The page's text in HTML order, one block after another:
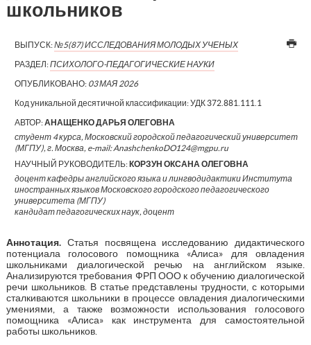
школьников
ВЫПУСК:№5(87) ИССЛЕДОВАНИЯ МОЛОДЫХ УЧЕНЫХ
РАЗДЕЛ:ПСИХОЛОГО-ПЕДАГОГИЧЕСКИЕ НАУКИ
ОПУБЛИКОВАНО: 03 МАЯ 2026
Код уникальной десятичной классификации:УДК 372.881.111.1
АВТОР:АНАЩЕНКО ДАРЬЯ ОЛЕГОВНА
студент 4 курса, Московский городской педагогический университет
(МГПУ), г. Москва, e-mail: AnashchenkoDO124@mgpu.ru
НАУЧНЫЙ РУКОВОДИТЕЛЬ:КОРЗУН ОКСАНА ОЛЕГОВНА
доцент кафедры английского языка и лингводидактики Института
иностранных языков Московского городского педагогического
университета (МГПУ)
кандидат педагогических наук, доцент
Аннотация. Статья посвящена исследованию дидактического
потенциала голосового помощника «Алиса» для овладения
школьниками диалогической речью на английском языке.
Анализируются требования ФРП ООО к обучению диалогической
речи школьников. В статье представлены трудности, с которыми
сталкиваются школьники в процессе овладения диалогическими
умениями, а также возможности использования голосового
помощника «Алиса» как инструмента для самостоятельной
работы школьников.